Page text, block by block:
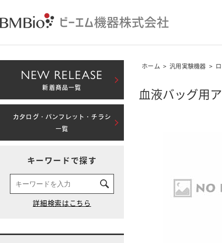
ホーム > 汎用実験機器 >
血液バッグ用
NEW RELEASE
新着商品一覧
カタログ・パンフレット・チラシ
一覧
キーワードで探す